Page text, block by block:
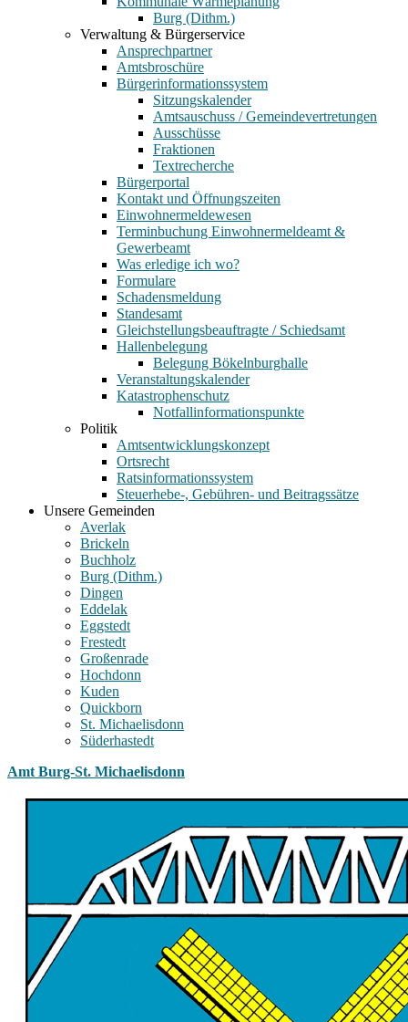
Burg (Dithm.)
Verwaltung & Bürgerservice
Ansprechpartner
Amtsbroschüre
Bürgerinformationssystem
Sitzungskalender
Amtsauschuss / Gemeindevertretungen
Ausschüsse
Fraktionen
Textrecherche
Bürgerportal
Kontakt und Öffnungszeiten
Einwohnermeldewesen
Terminbuchung Einwohnermeldeamt &
Gewerbeamt
Was erledige ich wo?
Formulare
Schadensmeldung
Standesamt
Gleichstellungsbeauftragte / Schiedsamt
Hallenbelegung
Belegung Bökelnburghalle
Veranstaltungskalender
Katastrophenschutz
Notfallinformationspunkte
Politik
Amtsentwicklungskonzept
Ortsrecht
Ratsinformationssystem
Steuerhebe-, Gebühren- und Beitragssätze
Unsere Gemeinden
Averlak
Brickeln
Buchholz
Burg (Dithm.)
Dingen
Eddelak
Eggstedt
Frestedt
Großenrade
Hochdonn
Kuden
Quickborn
St. Michaelisdonn
Süderhastedt
Amt Burg-St. Michaelisdonn